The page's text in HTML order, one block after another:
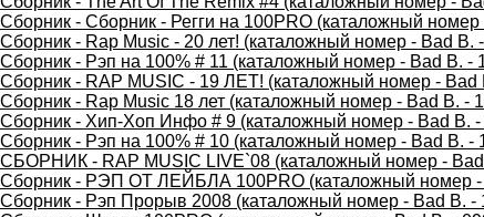
Сборник - Сборник - Регги на 100PRO (каталожный номер
Сборник - Rap Music - 20 лет! (каталожный номер - Bad B.
Сборник - Рэп на 100% # 11 (каталожный номер - Bad B. -
Сборник - RAP MUSIC - 19 ЛЕТ! (каталожный номер - Bad
Сборник - Rap Music 18 лет (каталожный номер - Bad B. -
Сборник - Хип-Хоп Инфо # 9 (каталожный номер - Bad B. -
Сборник - Рэп на 100% # 10 (каталожный номер - Bad B. -
СБОРНИК - RAP MUSIC LIVE`08 (каталожный номер - Bad
Сборник - РЭП ОТ ЛЕЙБЛА 100PRO (каталожный номер -
Сборник - Рэп Прорыв 2008 (каталожный номер - Bad B. -